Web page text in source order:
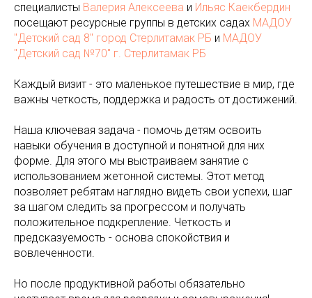
специалисты Валерия Алексеева и Ильяс Каекбердин
посещают ресурсные группы в детских садах МАДОУ
"Детский сад 8" город Стерлитамак РБ и МАДОУ
"Детский сад №70" г. Стерлитамак РБ
Каждый визит - это маленькое путешествие в мир, где
важны четкость, поддержка и радость от достижений.
Наша ключевая задача - помочь детям освоить
навыки обучения в доступной и понятной для них
форме. Для этого мы выстраиваем занятие с
использованием жетонной системы. Этот метод
позволяет ребятам наглядно видеть свои успехи, шаг
за шагом следить за прогрессом и получать
положительное подкрепление. Четкость и
предсказуемость - основа спокойствия и
вовлеченности.
Но после продуктивной работы обязательно